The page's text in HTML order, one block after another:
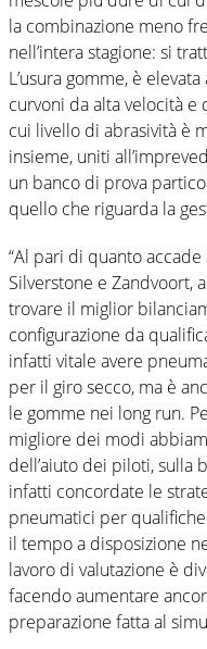
la combinazione meno
nell’intera stagione: si
L’usura gomme, è
curvoni da alta velocità e
cui livello di abrasività è
insieme, uniti
un banco di prova
quello che riguarda la
“Al pari di quanto
Silverstone e Zandvoort,
trovare il miglior
configurazione da
infatti vitale avere
per il giro secco, ma è
le gomme nei long run.
migliore dei modi
dell’aiuto dei piloti, sulla
infatti concordate le
pneumatici per
il tempo a disposizione
lavoro di valutazione è
facendo aumentare
preparazione fatta al